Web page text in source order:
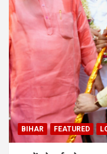
BIHAR FEATURED